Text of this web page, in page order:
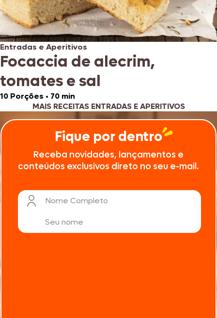
Entradas e Aperitivos
Focaccia de alecrim,
tomates e sal
10 Porções • 70 min
MAIS RECEITAS ENTRADAS E APERITIVOS
Fique por dentro
Receba novidades, lançamentos e
conteúdos exclusivos direto no seu e-mail.
Nome Completo